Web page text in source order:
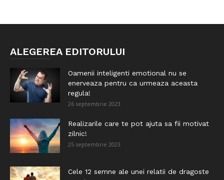
ALEGEREA EDITORULUI
Oamenii inteligenti emotional nu se
enerveaza pentru ca urmeaza aceasta
regula!
26 septembrie 2023
Realizarile care te pot ajuta sa fii motivat
zilnic!
25 septembrie 2023
Cele 12 semne ale unei relatii de dragoste